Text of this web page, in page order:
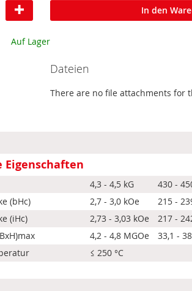
In den
Auf Lager
Dateien
There are no file attachments for
Eigenschaften
4,3 - 4,5 kG
430 -
(bHc)
2,7 - 3,0 kOe
215 -
(iHc)
2,73 - 3,03 kOe
217 -
4,2 - 4,8 MGOe
33,1 -
≤ 250 °C